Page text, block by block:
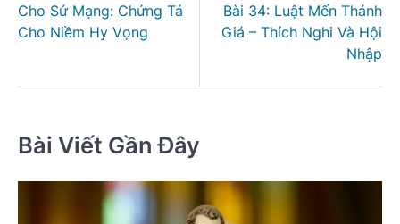
Cho Sứ Mạng: Chứng Tá
Cho Niềm Hy Vọng
Bài 34: Luật Mến Thánh
Giá – Thích Nghi Và Hội
Nhập
Bài Viết Gần Đây